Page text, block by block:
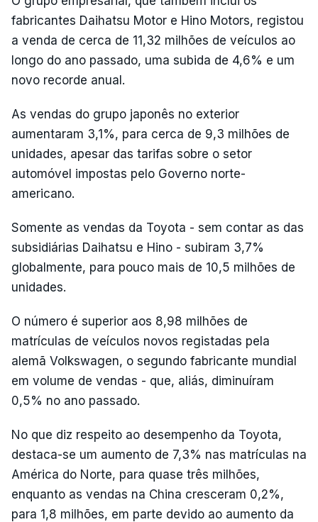
fabricantes Daihatsu Motor e Hino Motors, registou
a venda de cerca de 11,32 milhões de veículos ao
longo do ano passado, uma subida de 4,6% e um
novo recorde anual.
As vendas do grupo japonês no exterior
aumentaram 3,1%, para cerca de 9,3 milhões de
unidades, apesar das tarifas sobre o setor
automóvel impostas pelo Governo norte-
americano.
Somente as vendas da Toyota - sem contar as das
subsidiárias Daihatsu e Hino - subiram 3,7%
globalmente, para pouco mais de 10,5 milhões de
unidades.
O número é superior aos 8,98 milhões de
matrículas de veículos novos registadas pela
alemã Volkswagen, o segundo fabricante mundial
em volume de vendas - que, aliás, diminuíram
0,5% no ano passado.
No que diz respeito ao desempenho da Toyota,
destaca-se um aumento de 7,3% nas matrículas na
América do Norte, para quase três milhões,
enquanto as vendas na China cresceram 0,2%,
para 1,8 milhões, em parte devido ao aumento da